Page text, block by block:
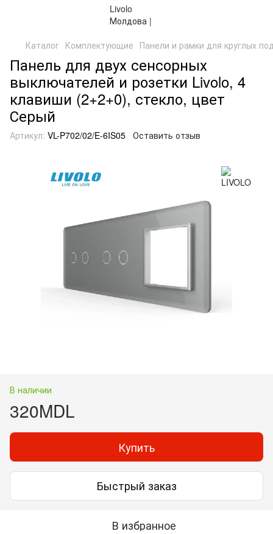
Каталог Комплектующие Панели и рамки для круглых
Панель для двух сенсорных
выключателей и розетки Livolo, 4
клавиши (2+2+0), стекло, цвет
Серый
Артикул: VL-P702/02/E-6IS05 Оставить отзыв
В наличии
320MDL
Купить
Быстрый заказ
В избранное